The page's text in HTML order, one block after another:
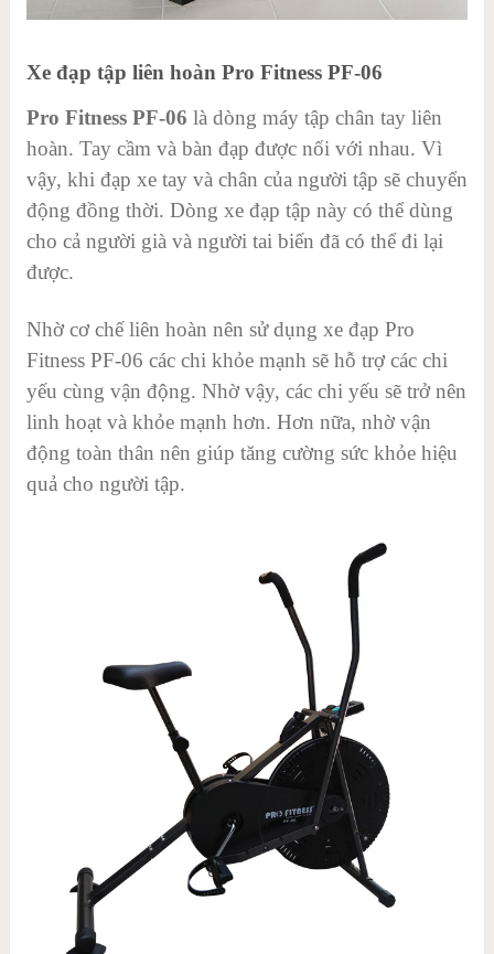
Xe đạp tập liên hoàn Pro Fitness PF-06
Pro Fitness PF-06 là dòng máy tập chân tay liên
hoàn. Tay cầm và bàn đạp được nối với nhau. Vì
vậy, khi đạp xe tay và chân của người tập sẽ chuyển
động đồng thời. Dòng xe đạp tập này có thể dùng
cho cả người già và người tai biến đã có thể đi lại
được.
Nhờ cơ chế liên hoàn nên sử dụng xe đạp Pro
Fitness PF-06 các chi khỏe mạnh sẽ hỗ trợ các chi
yếu cùng vận động. Nhờ vậy, các chi yếu sẽ trở nên
linh hoạt và khỏe mạnh hơn. Hơn nữa, nhờ vận
động toàn thân nên giúp tăng cường sức khỏe hiệu
quả cho người tập.